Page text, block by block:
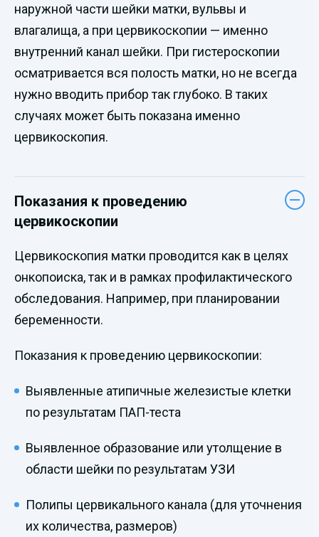
наружной части шейки матки, вульвы и
влагалища, а при цервикоскопии — именно
внутренний канал шейки. При гистероскопии
осматривается вся полость матки, но не всегда
нужно вводить прибор так глубоко. В таких
случаях может быть показана именно
цервикоскопия.
Показания к проведению
цервикоскопии
Цервикоскопия матки проводится как в целях
онкопоиска, так и в рамках профилактического
обследования. Например, при планировании
беременности.
Показания к проведению цервикоскопии:
Выявленные атипичные железистые клетки
по результатам ПАП-теста
Выявленное образование или утолщение в
области шейки по результатам УЗИ
Полипы цервикального канала (для уточнения
их количества, размеров)